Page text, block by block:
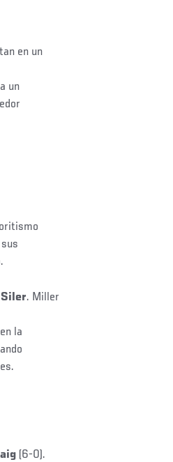
en un
un
. Miller
la
(6-0).